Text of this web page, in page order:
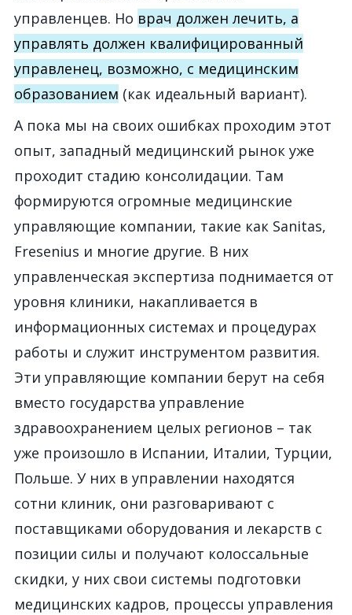
управленцев. Но врач должен лечить, а
управлять должен квалифицированный
управленец, возможно, с медицинским
образованием (как идеальный вариант).
А пока мы на своих ошибках проходим этот
опыт, западный медицинский рынок уже
проходит стадию консолидации. Там
формируются огромные медицинские
управляющие компании, такие как Sanitas,
Fresenius и многие другие. В них
управленческая экспертиза поднимается от
уровня клиники, накапливается в
информационных системах и процедурах
работы и служит инструментом развития.
Эти управляющие компании берут на себя
вместо государства управление
здравоохранением целых регионов – так
уже произошло в Испании, Италии, Турции,
Польше. У них в управлении находятся
сотни клиник, они разговаривают с
поставщиками оборудования и лекарств с
позиции силы и получают колоссальные
скидки, у них свои системы подготовки
медицинских кадров, процессы управления